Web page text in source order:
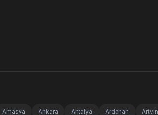
Amasya Ankara Antalya Ardahan Artvin